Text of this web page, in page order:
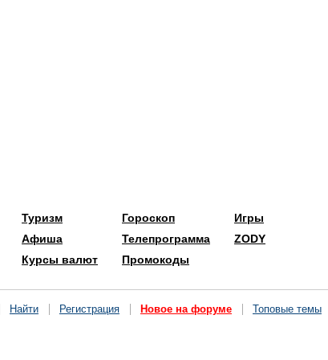
Туризм
Афиша
Курсы валют
Гороскоп
Телепрограмма
Промокоды
Игры
ZODY
Найти Регистрация Новое на форуме Топовые темы